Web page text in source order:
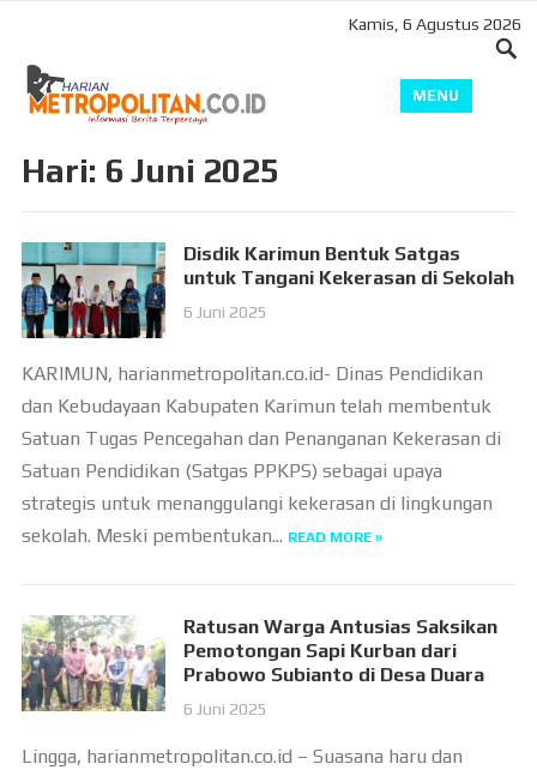
Kamis, 6 Agustus 2026
MENU
Hari: 6 Juni 2025
Disdik Karimun Bentuk Satgas
untuk Tangani Kekerasan di Sekolah
6 Juni 2025
KARIMUN, harianmetropolitan.co.id- Dinas Pendidikan
dan Kebudayaan Kabupaten Karimun telah membentuk
Satuan Tugas Pencegahan dan Penanganan Kekerasan di
Satuan Pendidikan (Satgas PPKPS) sebagai upaya
strategis untuk menanggulangi kekerasan di lingkungan
sekolah. Meski pembentukan... READ MORE »
Ratusan Warga Antusias Saksikan
Pemotongan Sapi Kurban dari
Prabowo Subianto di Desa Duara
6 Juni 2025
Lingga, harianmetropolitan.co.id – Suasana haru dan